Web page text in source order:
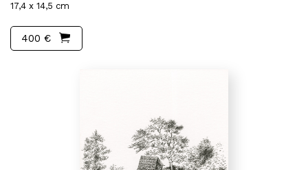
17,4 x 14,5 cm
400 €